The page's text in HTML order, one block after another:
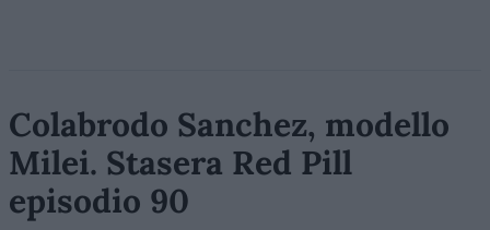
Colabrodo Sanchez, modello
Milei. Stasera Red Pill
episodio 90